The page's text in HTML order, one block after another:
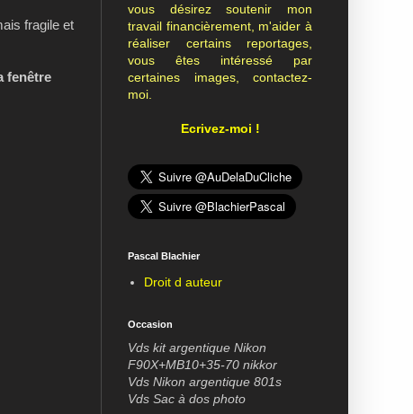
fragile et
fenêtre
vous désirez soutenir mon
travail financièrement, m'aider à
réaliser certains reportages,
vous êtes intéressé par
certaines images, contactez-
moi.
Ecrivez-moi !
Pascal Blachier
Droit d auteur
Occasion
Vds kit argentique Nikon
F90X+MB10+35-70 nikkor
Vds Nikon argentique 801s
Vds Sac à dos photo